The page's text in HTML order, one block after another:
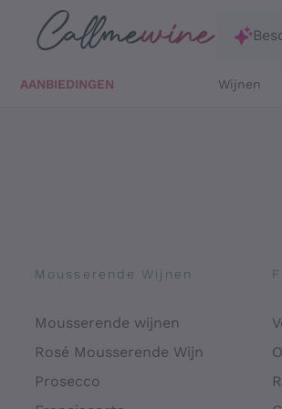
Ga direct naar de hoofdinhoud
AANBIEDINGEN Wijnen
Mousserende Wijnen
Mousserende wijnen
Rosé Mousserende Wijn
Prosecco